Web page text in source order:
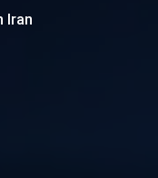
Iran